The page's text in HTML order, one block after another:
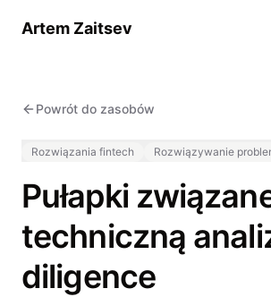
Artem Zaitsev
Powrót do zasobów
Rozwiązania fintech Rozwiązywanie
Pułapki
techniczną
diligence